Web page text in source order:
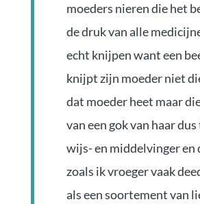
moeders nieren die het
de druk van alle
echt knijpen want een
knijpt zijn moeder niet
dat moeder heet maar
van een gok van haar
wijs- en middelvinger en
zoals ik vroeger vaak
als een soortement van